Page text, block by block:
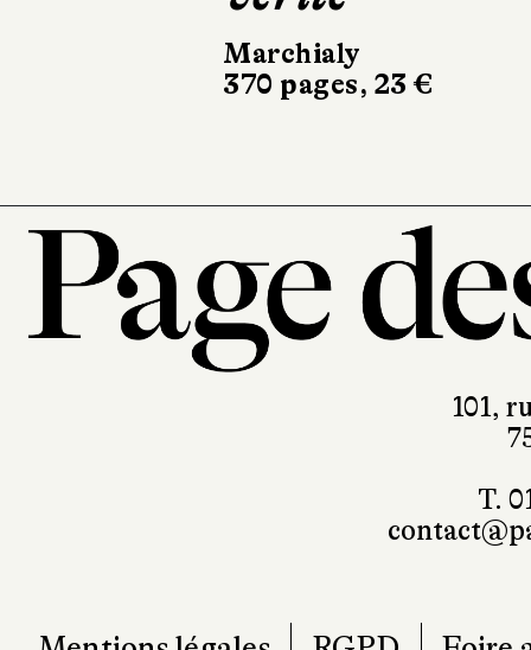
Marchialy
370 pages, 23 €
Stock
266 pages, 20,90 €
101,
T.